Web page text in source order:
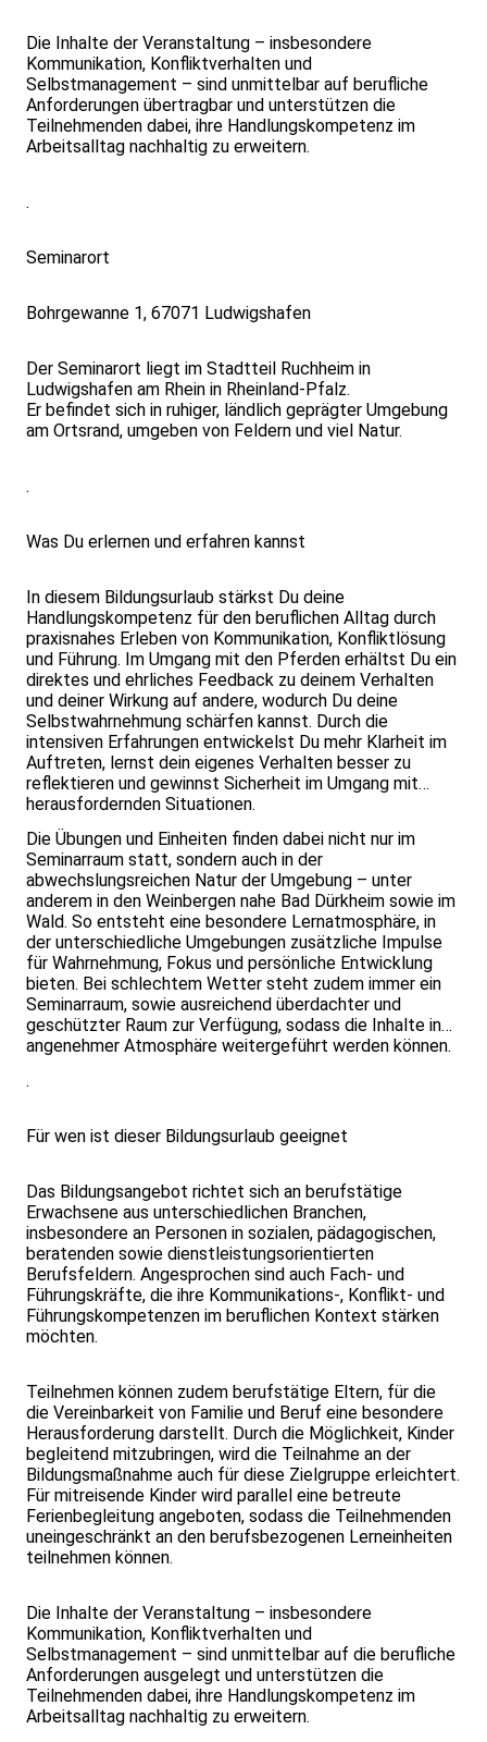
Die Inhalte der Veranstaltung – insbesondere
Kommunikation, Konfliktverhalten und
Selbstmanagement – sind unmittelbar auf berufliche
Anforderungen übertragbar und unterstützen die
Teilnehmenden dabei, ihre Handlungskompetenz im
Arbeitsalltag nachhaltig zu erweitern.
.
Seminarort
Bohrgewanne 1, 67071 Ludwigshafen
Der Seminarort liegt im Stadtteil Ruchheim in
Ludwigshafen am Rhein in Rheinland-Pfalz.
Er befindet sich in ruhiger, ländlich geprägter Umgebung
am Ortsrand, umgeben von Feldern und viel Natur.
.
Was Du erlernen und erfahren kannst
In diesem Bildungsurlaub stärkst Du deine
Handlungskompetenz für den beruflichen Alltag durch
praxisnahes Erleben von Kommunikation, Konfliktlösung
und Führung. Im Umgang mit den Pferden erhältst Du ein
direktes und ehrliches Feedback zu deinem Verhalten
und deiner Wirkung auf andere, wodurch Du deine
Selbstwahrnehmung schärfen kannst. Durch die
intensiven Erfahrungen entwickelst Du mehr Klarheit im
Auftreten, lernst dein eigenes Verhalten besser zu
reflektieren und gewinnst Sicherheit im Umgang mit
herausfordernden Situationen.
Die Übungen und Einheiten finden dabei nicht nur im
Seminarraum statt, sondern auch in der
abwechslungsreichen Natur der Umgebung – unter
anderem in den Weinbergen nahe Bad Dürkheim sowie im
Wald. So entsteht eine besondere Lernatmosphäre, in
der unterschiedliche Umgebungen zusätzliche Impulse
für Wahrnehmung, Fokus und persönliche Entwicklung
bieten. Bei schlechtem Wetter steht zudem immer ein
Seminarraum, sowie ausreichend überdachter und
geschützter Raum zur Verfügung, sodass die Inhalte in
angenehmer Atmosphäre weitergeführt werden können.
.
Für wen ist dieser Bildungsurlaub geeignet
Das Bildungsangebot richtet sich an berufstätige
Erwachsene aus unterschiedlichen Branchen,
insbesondere an Personen in sozialen, pädagogischen,
beratenden sowie dienstleistungsorientierten
Berufsfeldern. Angesprochen sind auch Fach- und
Führungskräfte, die ihre Kommunikations-, Konflikt- und
Führungskompetenzen im beruflichen Kontext stärken
möchten.
Teilnehmen können zudem berufstätige Eltern, für die
die Vereinbarkeit von Familie und Beruf eine besondere
Herausforderung darstellt. Durch die Möglichkeit, Kinder
begleitend mitzubringen, wird die Teilnahme an der
Bildungsmaßnahme auch für diese Zielgruppe erleichtert.
Für mitreisende Kinder wird parallel eine betreute
Ferienbegleitung angeboten, sodass die Teilnehmenden
uneingeschränkt an den berufsbezogenen Lerneinheiten
teilnehmen können.
Die Inhalte der Veranstaltung – insbesondere
Kommunikation, Konfliktverhalten und
Selbstmanagement – sind unmittelbar auf die berufliche
Anforderungen ausgelegt und unterstützen die
Teilnehmenden dabei, ihre Handlungskompetenz im
Arbeitsalltag nachhaltig zu erweitern.